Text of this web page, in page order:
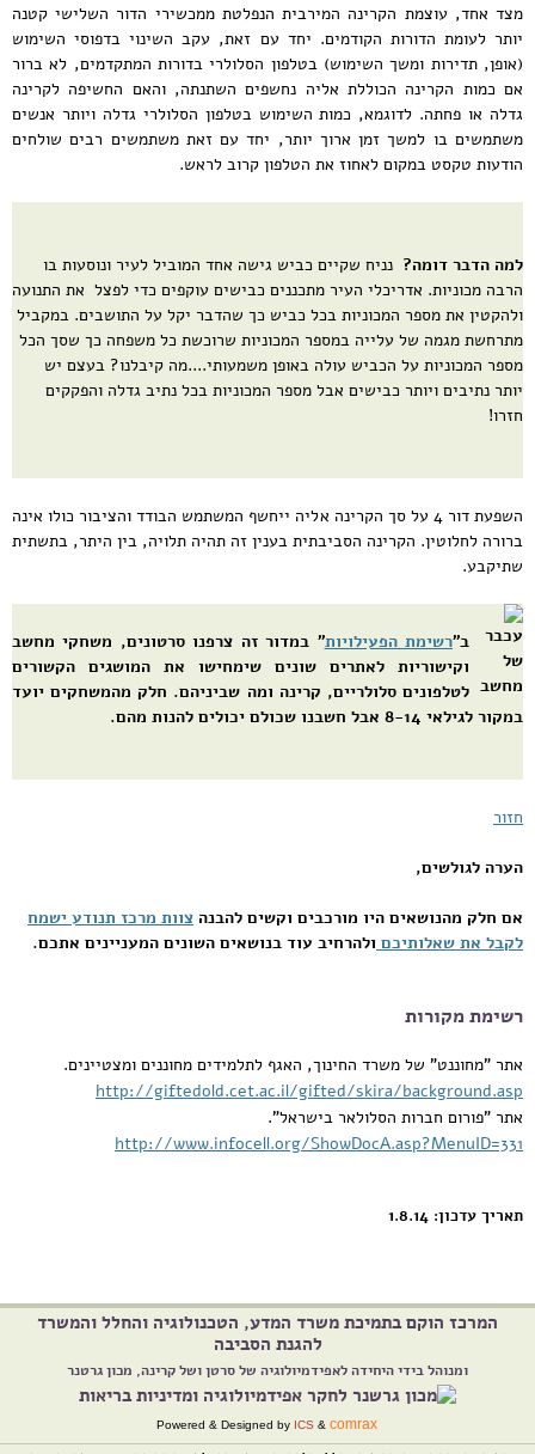
מצד אחד, עוצמת הקרינה המירבית הנפלטת ממכשירי הדור השלישי קטנה
יותר לעומת הדורות הקודמים. יחד עם זאת, עקב השינוי בדפוסי השימוש
(אופן, תדירות ומשך השימוש) בטלפון הסלולרי בדורות המתקדמים, לא ברור
אם כמות הקרינה הכוללת אליה נחשפים השתנתה, והאם החשיפה לקרינה
גדלה או פחתה. לדוגמא, כמות השימוש בטלפון הסלולרי גדלה ויותר אנשים
משתמשים בו למשך זמן ארוך יותר, יחד עם זאת משתמשים רבים שולחים
הודעות טקסט במקום לאחוז את הטלפון קרוב לראש.
למה הדבר דומה? נניח שקיים כביש גישה אחד המוביל לעיר ונוסעות בו
הרבה מכוניות. אדריכלי העיר מתכננים כבישים עוקפים כדי לפצל את התנועה
ולהקטין את מספר המכוניות בכל כביש כך שהדבר יקל על התושבים. במקביל
מתרחשת מגמה של עלייה במספר המכוניות שרוכשת כל משפחה כך שסך הכל
מספר המכוניות על הכביש עולה באופן משמעותי....מה קיבלנו? בעצם יש
יותר נתיבים ויותר כבישים אבל מספר המכוניות בכל נתיב גדלה והפקקים
חזרו!
השפעת דור 4 על סך הקרינה אליה ייחשף המשתמש הבודד והציבור כולו אינה
ברורה לחלוטין. הקרינה הסביבתית בענין זה תהיה תלויה, בין היתר, בתשתית
שתיקבע.
ב"רשימת הפעילויות" במדור זה צרפנו סרטונים, משחקי מחשב
וקישוריות לאתרים שונים שימחישו את המושגים הקשורים
לטלפונים סלולריים, קרינה ומה שביניהם. חלק מהמשחקים יועד
במקור לגילאי 8-14 אבל חשבנו שכולם יכולים להנות מהם.
חזור
הערה לגולשים,
אם חלק מהנושאים היו מורכבים וקשים להבנה צוות מרכז תנודע ישמח
לקבל את שאלותיכם ולהרחיב עוד בנושאים השונים המעניינים אתכם.
רשימת מקורות
אתר "מחוננט" של משרד החינוך, האגף לתלמידים מחוננים ומצטיינים.
http://giftedold.cet.ac.il/gifted/skira/background.asp
אתר "פורום חברות הסלולאר בישראל".
http://www.infocell.org/ShowDocA.asp?MenuID=331
תאריך עדכון: 1.8.14
המרכז הוקם בתמיכת משרד המדע, הטכנולוגיה והחלל והמשרד
להגנת הסביבה
ומנוהל בידי היחידה לאפידמיולוגיה של סרטן ושל קרינה, מכון גרטנר
Powered & Designed by ICS &comrax